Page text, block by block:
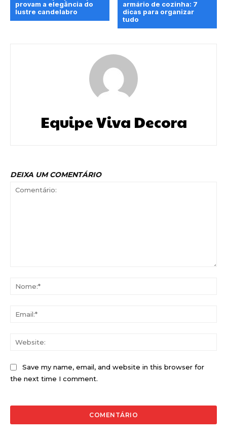
provam a elegância do
lustre candelabro
armário de cozinha: 7
dicas para organizar
tudo
Equipe Viva Decora
DEIXA UM COMENTÁRIO
Save my name, email, and website in this browser for
the next time I comment.